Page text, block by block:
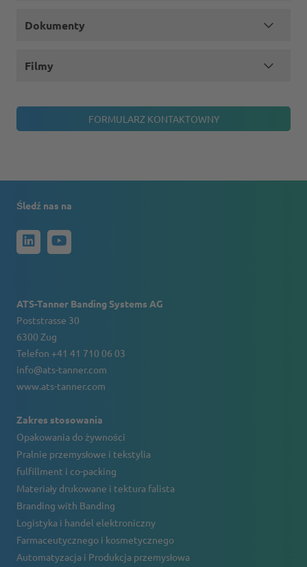
Dokumenty
Filmy
Śledź nas na
ATS-Tanner Banding Systems AG
Poststrasse 30
6300 Zug
Telefon +41 41 710 06 03
info@ats-tanner.com
www.ats-tanner.com
Zakres stosowania
Opakowania do żywności
Pralnie przemysłowe i tekstylia
fulfillment i co-packing
Materiały drukowane i tektura falista
Branding with Banding
Logistyka i handel elektroniczny
Farmaceutycznego i kosmetycznego
Automatyzacja i Produkcja przemysłowa